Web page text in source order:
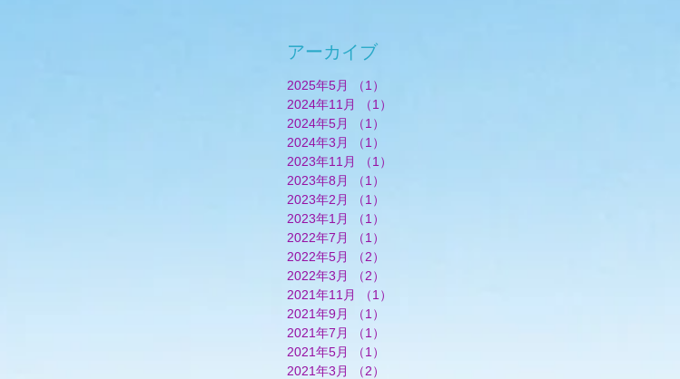
アーカイブ
2025年5月 （1）
2024年11月
（1）
2024年5月
（1）
2024年3月
（1）
2023年11月
（1）
2023年8月
（1）
2023年2月
（1）
2023年1月
（1）
2022年7月
（1）
2022年5月
（2）
2022年3月
（2）
2021年11月
（1）
2021年9月
（1）
2021年7月
（1）
2021年5月
（1）
2021年3月
（2）